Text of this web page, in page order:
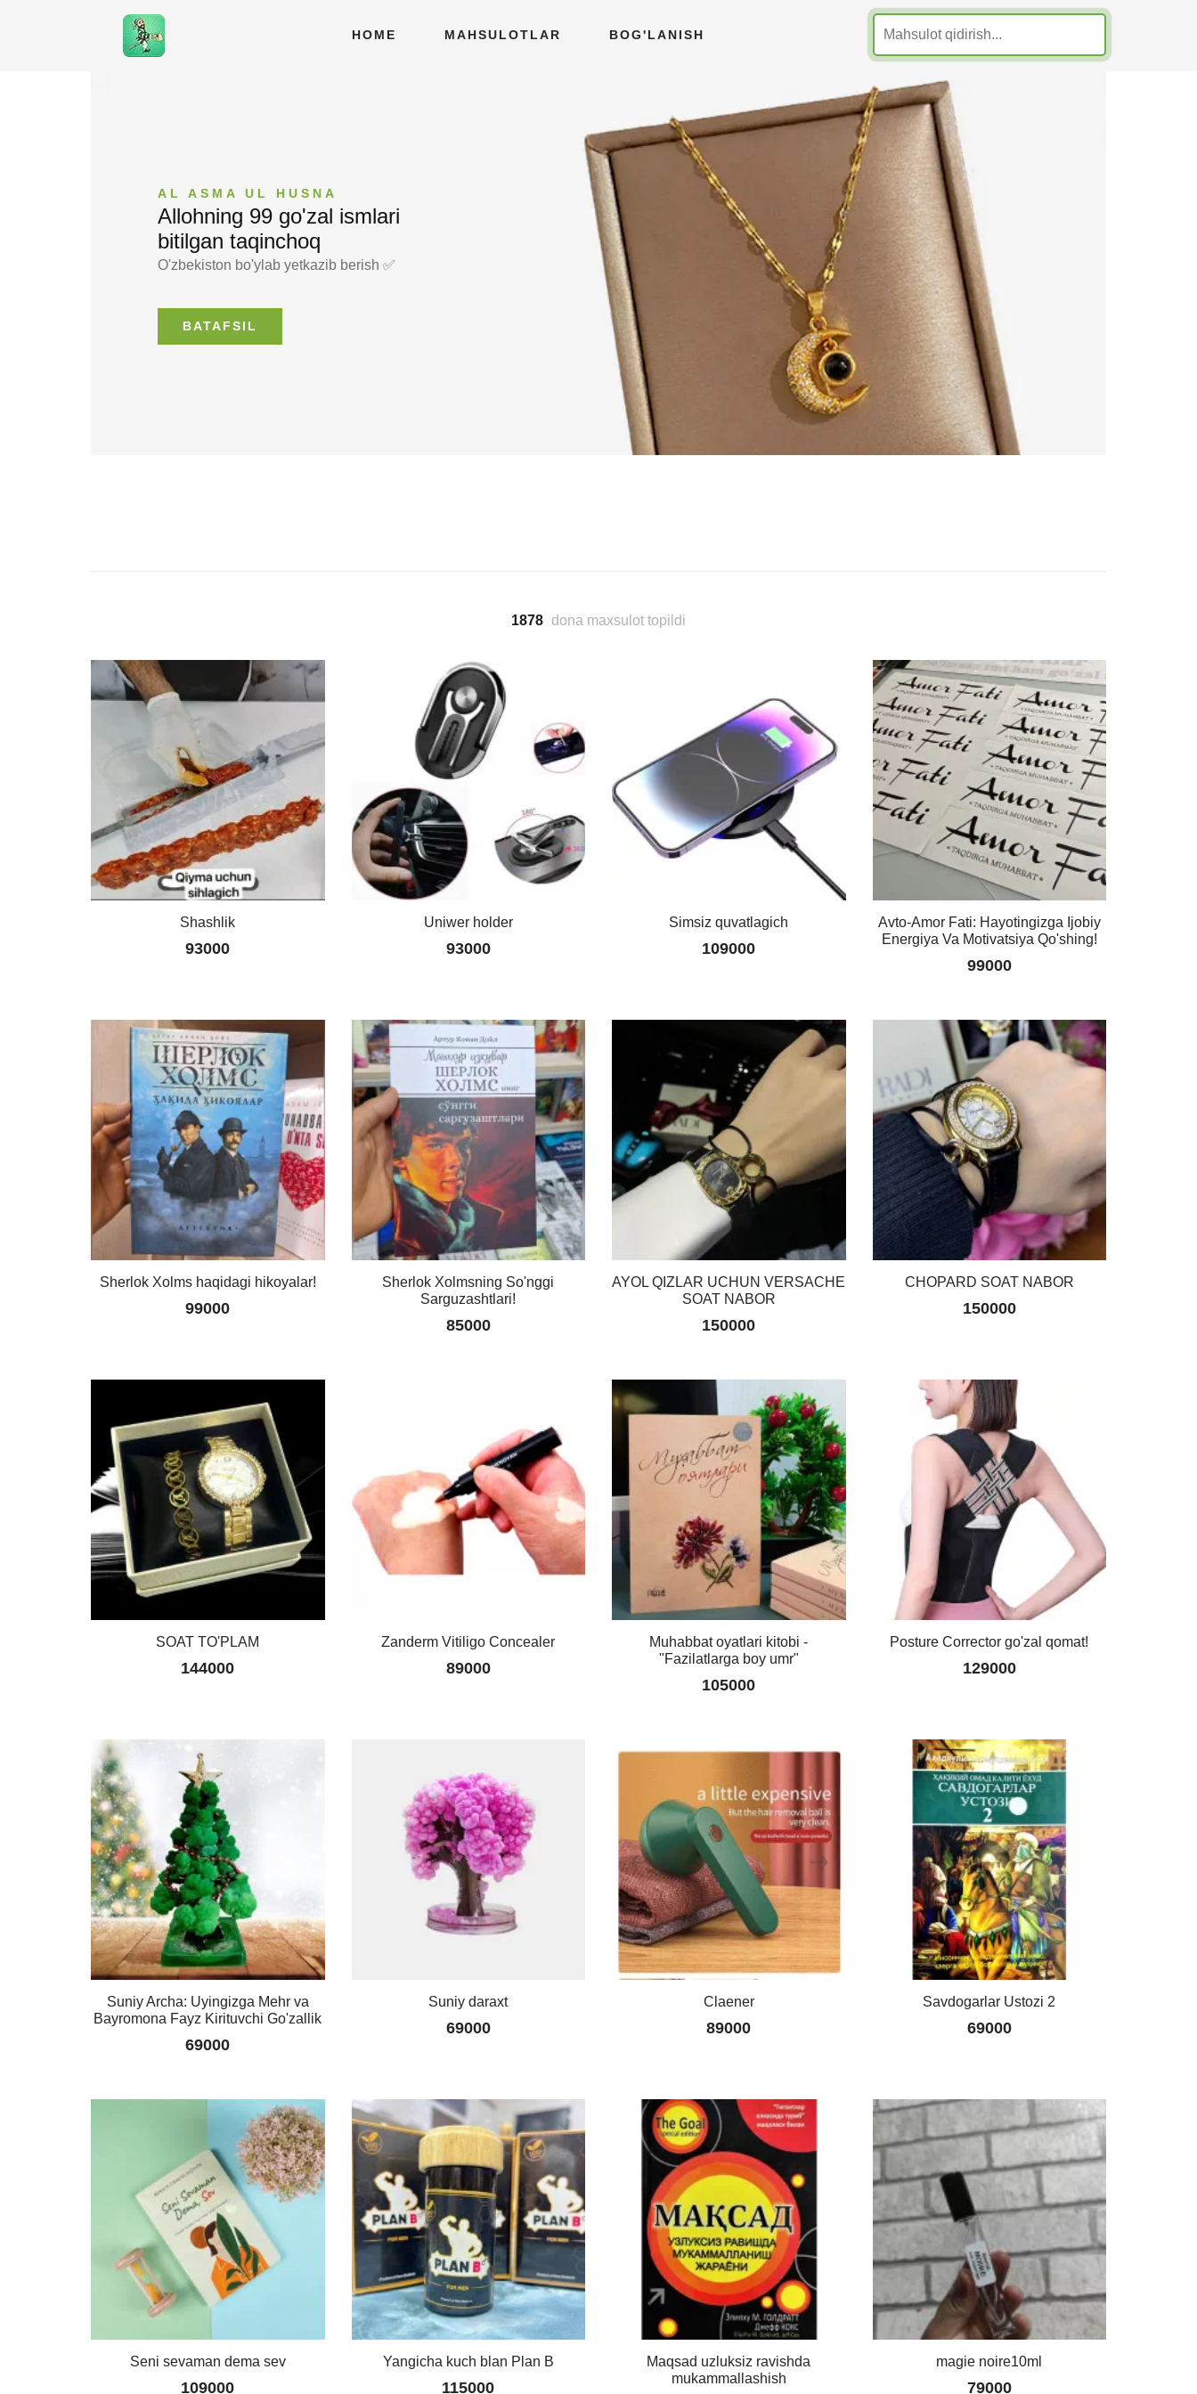
HOME MAHSULOTLAR BOG'LANISH
AL ASMA UL HUSNA
Allohning 99 go'zal ismlari
bitilgan taqinchoq
O'zbekiston bo'ylab yetkazib berish ✅
BATAFSIL
1878 dona maxsulot topildi
Shashlik
93000
Uniwer holder
93000
Simsiz quvatlagich
109000
Avto-Amor Fati: Hayotingizga Ijobiy
Energiya Va Motivatsiya Qo'shing!
99000
Sherlok Xolms haqidagi hikoyalar!
99000
Sherlok Xolmsning So'nggi
Sarguzashtlari!
85000
AYOL QIZLAR UCHUN VERSACHE
SOAT NABOR
150000
CHOPARD SOAT NABOR
150000
SOAT TO'PLAM
144000
Zanderm Vitiligo Concealer
89000
Muhabbat oyatlari kitobi -
"Fazilatlarga boy umr"
105000
Posture Corrector go'zal qomat!
129000
Suniy Archa: Uyingizga Mehr va
Bayromona Fayz Kirituvchi Go'zallik
69000
Suniy daraxt
69000
Claener
89000
Savdogarlar Ustozi 2
69000
Seni sevaman dema sev
109000
Yangicha kuch blan Plan B
115000
Maqsad uzluksiz ravishda
mukammallashish
magie noire10ml
79000